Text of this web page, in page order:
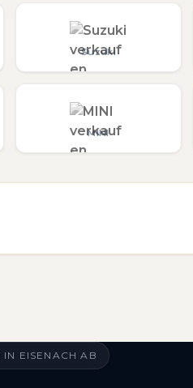
Suzuki
MINI
EISENACH AB